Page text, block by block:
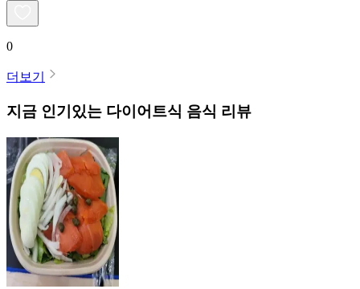
0
더보기
지금 인기있는 다이어트식 음식 리뷰